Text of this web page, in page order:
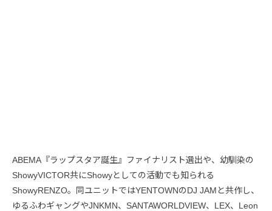
ABEMA『ラップスタア誕生』ファイナリスト選出や、幼馴染の
ShowyVICTOR共にShowyとしての活動でも知られる
ShowyRENZO。同ユニットではYENTOWNのDJ JAMと共作し、
ゆるふわギャングやJNKMN、SANTAWORLDVIEW、LEX、Leon